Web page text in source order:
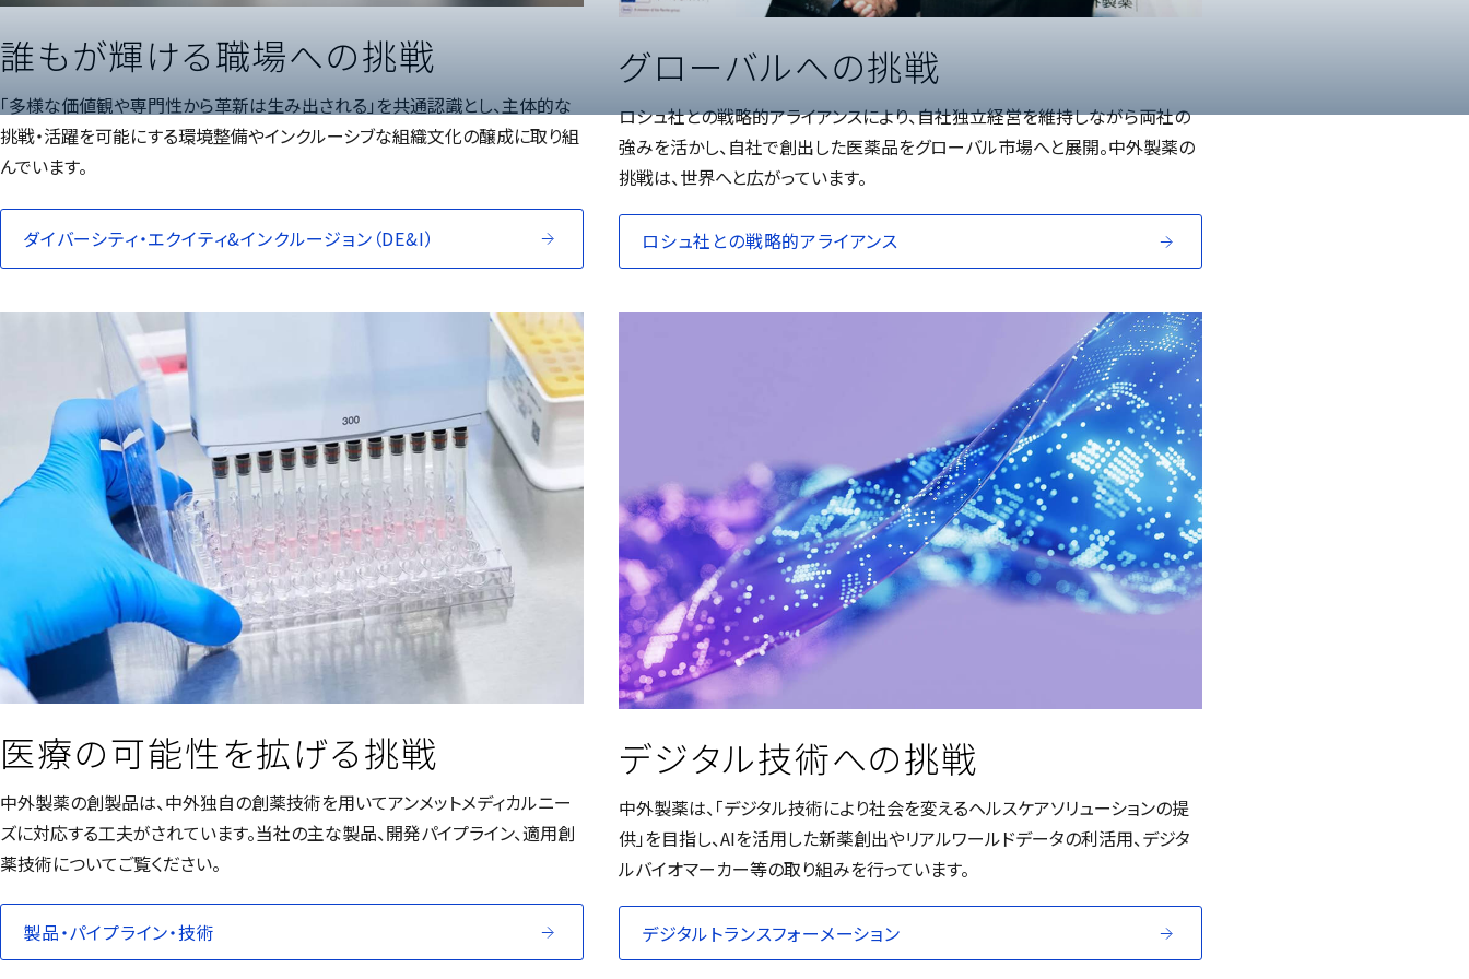
誰もが輝ける職場への挑戦
「多様な価値観や専門性から革新は生み出される」を共通認識とし、主体的な
挑戦・活躍を可能にする環境整備やインクルーシブな組織文化の醸成に取り組
んでいます。
ダイバーシティ・エクイティ&インクルージョン（DE&I）
グローバルへの挑戦
ロシュ社との戦略的アライアンスにより、自社独立経営を維持しながら両社の
強みを活かし、自社で創出した医薬品をグローバル市場へと展開。中外製薬の
挑戦は、世界へと広がっています。
ロシュ社との戦略的アライアンス
医療の可能性を拡げる挑戦
中外製薬の創製品は、中外独自の創薬技術を用いてアンメットメディカルニー
ズに対応する工夫がされています。当社の主な製品、開発パイプライン、適用創
薬技術についてご覧ください。
製品・パイプライン・技術
デジタル技術への挑戦
中外製薬は、「デジタル技術により社会を変えるヘルスケアソリューションの提
供」を目指し、AIを活用した新薬創出やリアルワールドデータの利活用、デジタ
ルバイオマーカー等の取り組みを行っています。
デジタルトランスフォーメーション